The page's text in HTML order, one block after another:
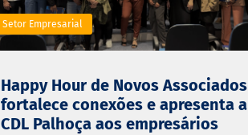
Setor Empresarial
Happy Hour de Novos Associados
fortalece conexões e apresenta a
CDL Palhoça aos empresários